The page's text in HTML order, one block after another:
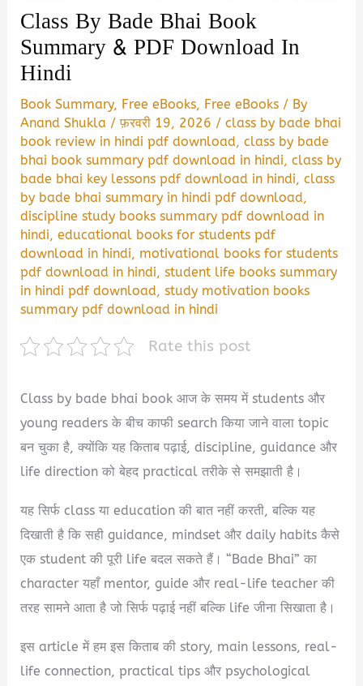
Class By Bade Bhai Book
Summary & PDF Download In
Hindi
Book Summary, Free eBooks, Free eBooks / By
Anand Shukla /फ़रवरी 19, 2026 /class by bade bhai
book review in hindi pdf download,class by bade
bhai book summary pdf download in hindi,class by
bade bhai key lessons pdf download in hindi,class
by bade bhai summary in hindi pdf download,
discipline study books summary pdf download in
hindi,educational books for students pdf
download in hindi, motivational books for students
pdf download in hindi,student life books summary
in hindi pdf download,study motivation books
summary pdf download in hindi
Rate this post
Class by bade bhai book आज के समय में students और
young readers के बीच काफी search किया जाने वाला topic
बन चुका है, क्योंकि यह किताब पढ़ाई, discipline, guidance और
life direction को बेहद practical तरीके से समझाती है।
यह सिर्फ class या education की बात नहीं करती, बल्कि यह
दिखाती है कि सही guidance, mindset और daily habits कैसे
एक student की पूरी life बदल सकते हैं। “Bade Bhai” का
character यहाँ mentor, guide और real-life teacher की
तरह सामने आता है जो सिर्फ पढ़ाई नहीं बल्कि life जीना सिखाता है।
इस article में हम इस किताब की story, main lessons, real-
life connection, practical tips और psychological